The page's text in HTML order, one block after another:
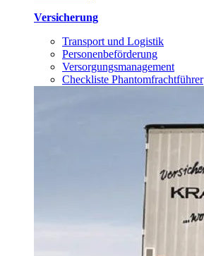
Versicherung
Transport und Logistik
Personenbeförderung
Versorgungsmanagement
Checkliste Phantomfrachtführer